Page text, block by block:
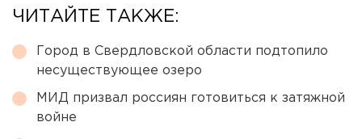
ЧИТАЙТЕ ТАКЖЕ:
Город в Свердловской области подтопило
несуществующее озеро
МИД призвал россиян готовиться к затяжной
войне